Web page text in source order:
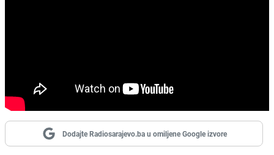
Dodajte Radiosarajevo.ba u omiljene Google izvore